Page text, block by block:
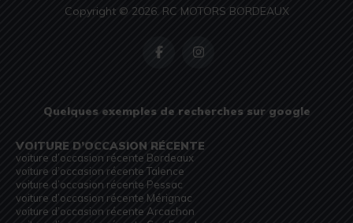
Copyright © 2026. RC MOTORS BORDEAUX
Quelques exemples de recherches sur google
VOITURE D’OCCASION RÉCENTE
voiture d’occasion récente Bordeaux
voiture d’occasion récente Talence
voiture d’occasion récente Pessac
voiture d’occasion récente Mérignac
voiture d’occasion récente Arcachon